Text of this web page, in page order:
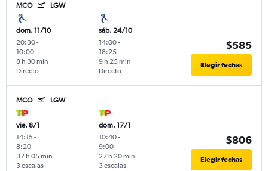
MCO LGW
dom. 11/10
20:30-
10:00
Directo
8 h 30 min
sáb. 24/10
14:00-
18:25
Directo
9 h 25 min
$585
Elegir fechas
MCO LGW
vie. 8/1
14:15-
8:20
3 escalas
37 h 05 min
dom. 17/1
10:40-
9:00
3 escalas
27 h 20 min
$806
Elegir fechas